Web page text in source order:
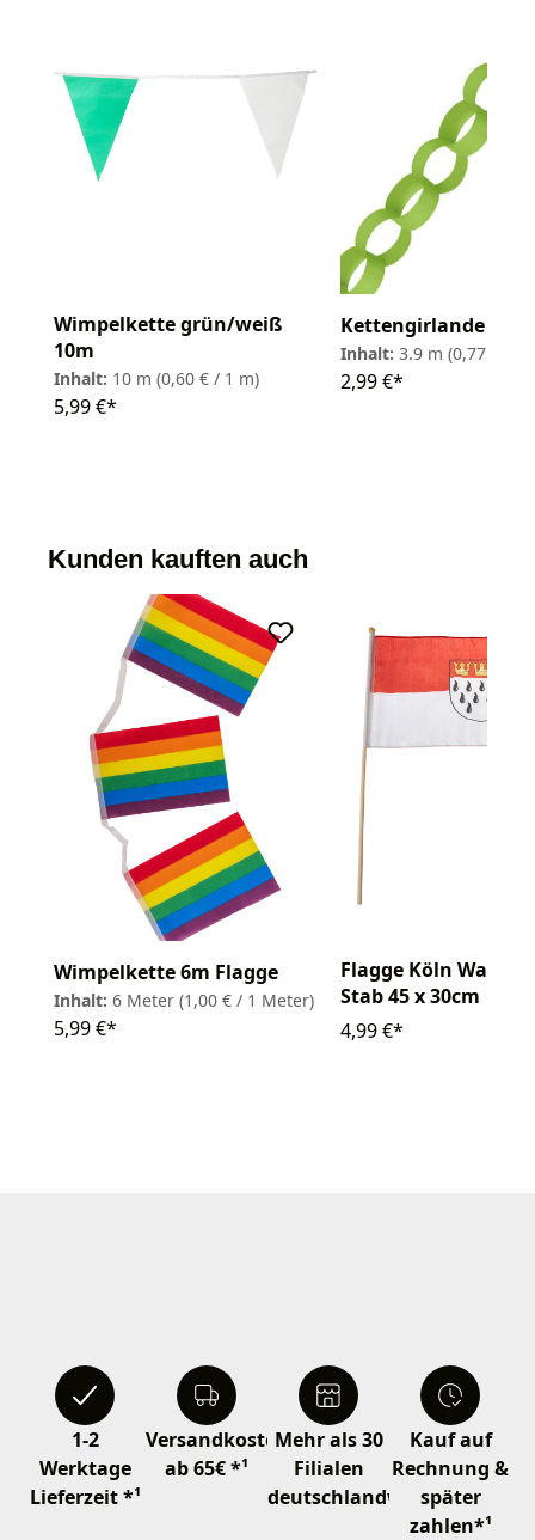
Wimpelkette grün/weiß
10m
Inhalt: 10 m (0,60 € / 1 m)
5,99 €*
Kettengirlande
Inhalt: 3.9 m (0,77 € / 1
2,99 €*
Kunden kauften auch
Wimpelkette 6m Flagge
Inhalt: 6 Meter (1,00 € / 1 Meter)
5,99 €*
Flagge Köln
Stab 45 x 30cm
4,99 €*
1-2
Werktage
Lieferzeit *¹
Versandkostenfrei
ab 65€ *¹
Mehr als 30
Filialen
deutschlandweit
Kauf auf
Rechnung &
später
zahlen*¹